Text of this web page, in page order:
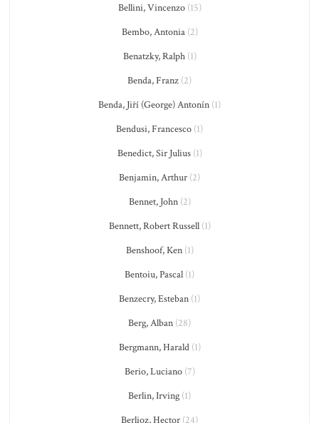
Bellini, Vincenzo(15)
Bembo, Antonia(2)
Benatzky, Ralph(1)
Benda, Franz (2)
Benda, Jiří (George) Antonín (1)
Bendusi, Francesco (1)
Benedict, Sir Julius(1)
Benjamin, Arthur (2)
Bennet, John(2)
Bennett, Robert Russell(1)
Benshoof, Ken(1)
Bentoiu, Pascal (1)
Benzecry, Esteban (1)
Berg, Alban (28)
Bergmann, Harald(1)
Berio, Luciano(7)
Berlin, Irving (1)
Berlioz, Hector (24)